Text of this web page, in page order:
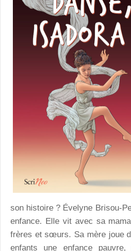
son histoire ? Évelyne Brisou-
enfance. Elle vit avec sa
frères et sœurs. Sa mère joue
enfants une enfance